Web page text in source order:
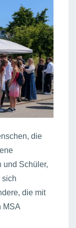
die
und Schüler,
sich
die mit
MSA